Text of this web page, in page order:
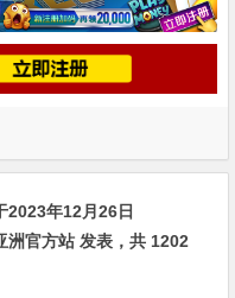
2023年12月26日
洲官方站 发表，共 1202